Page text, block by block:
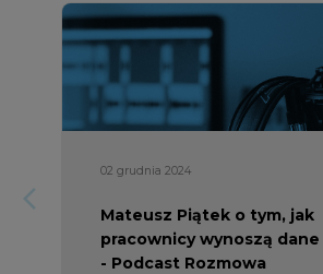
arrow_forward_ios
02 grudnia 2024
Mateusz Piątek o tym, jak
pracownicy wynoszą
- Podcast Rozmowa